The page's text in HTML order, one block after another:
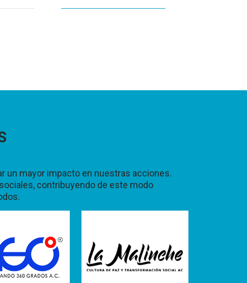
un mayor impacto en nuestras acciones.
contribuyendo de este modo